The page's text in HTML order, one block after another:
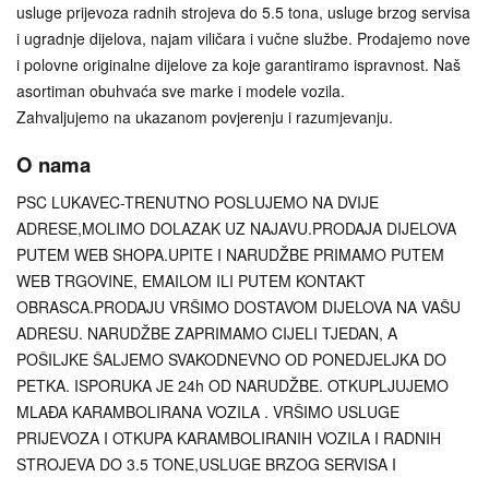
usluge prijevoza radnih strojeva do 5.5 tona, usluge brzog servisa
i ugradnje dijelova, najam viličara i vučne službe. Prodajemo nove
i polovne originalne dijelove za koje garantiramo ispravnost. Naš
asortiman obuhvaća sve marke i modele vozila.
Zahvaljujemo na ukazanom povjerenju i razumjevanju.
O nama
PSC LUKAVEC-TRENUTNO POSLUJEMO NA DVIJE
ADRESE,MOLIMO DOLAZAK UZ NAJAVU.PRODAJA DIJELOVA
PUTEM WEB SHOPA.UPITE I NARUDŽBE PRIMAMO PUTEM
WEB TRGOVINE, EMAILOM ILI PUTEM KONTAKT
OBRASCA.PRODAJU VRŠIMO DOSTAVOM DIJELOVA NA VAŠU
ADRESU. NARUDŽBE ZAPRIMAMO CIJELI TJEDAN, A
POŠILJKE ŠALJEMO SVAKODNEVNO OD PONEDJELJKA DO
PETKA. ISPORUKA JE 24h OD NARUDŽBE. OTKUPLJUJEMO
MLAĐA KARAMBOLIRANA VOZILA . VRŠIMO USLUGE
PRIJEVOZA I OTKUPA KARAMBOLIRANIH VOZILA I RADNIH
STROJEVA DO 3.5 TONE,USLUGE BRZOG SERVISA I